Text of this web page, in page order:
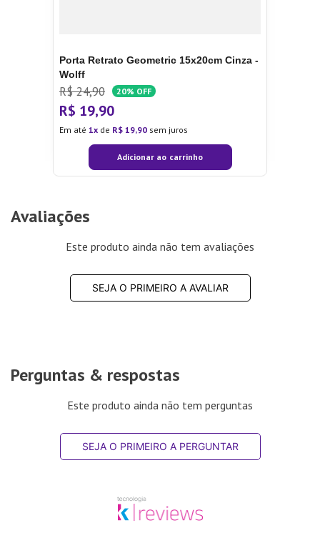
Porta Retrato Geometric 15x20cm Cinza -
Wolff
R$ 24,90 20% OFF
R$ 19,90
Em até 1 de R$ 19,90 sem juros
Adicionar ao carrinho
Avaliações
Este produto ainda não tem avaliações
SEJA O PRIMEIRO A AVALIAR
Perguntas & respostas
Este produto ainda não tem perguntas
SEJA O PRIMEIRO A PERGUNTAR